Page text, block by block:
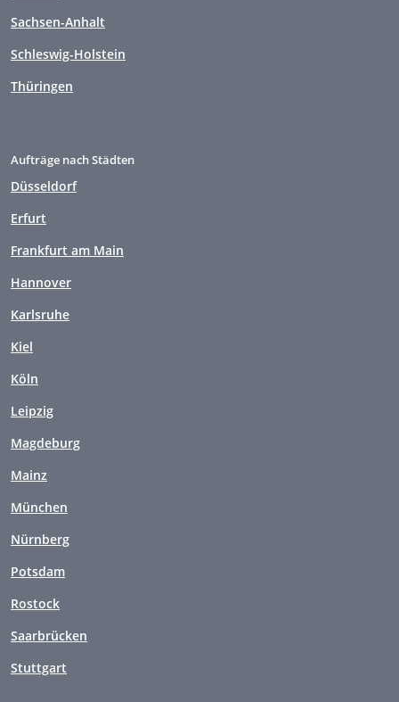
Sachsen-Anhalt
Schleswig-Holstein
Thüringen
Aufträge nach Städten
Düsseldorf
Erfurt
Frankfurt am Main
Hannover
Karlsruhe
Kiel
Köln
Leipzig
Magdeburg
Mainz
München
Nürnberg
Potsdam
Rostock
Saarbrücken
Stuttgart